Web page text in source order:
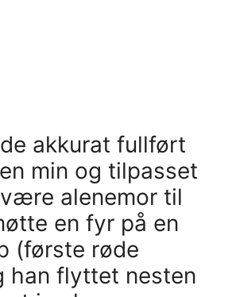
akkurat fullført
min og tilpasset
alenemor til
en fyr på en
(første røde
han flyttet nesten